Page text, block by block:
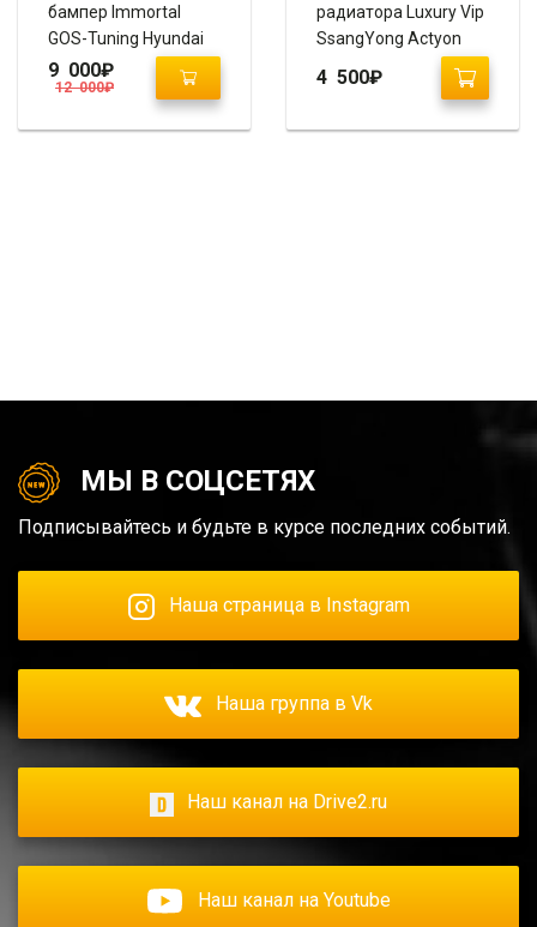
бампер Immortal
GOS-Tuning Hyundai
Elantra Avante MD
12 000₽
9 000₽
радиатора Luxury Vip
SsangYong Actyon
4 500₽
МЫ В СОЦСЕТЯХ
Подписывайтесь и будьте в курсе последних событий.
Наша страница в Instagram
Наша группа в Vk
Наш канал на Drive2.ru
Наш канал на Youtube